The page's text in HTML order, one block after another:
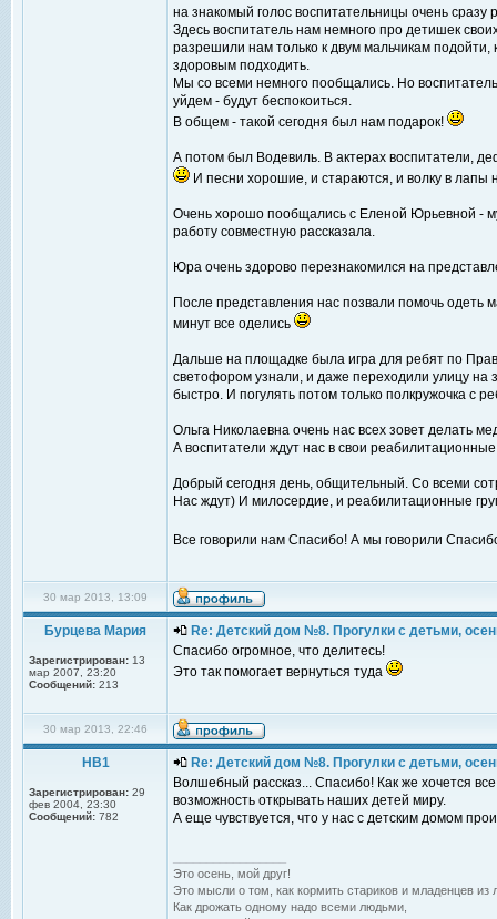
на знакомый голос воспитательницы очень сразу
Здесь воспитатель нам немного про детишек
разрешили нам только к двум мальчикам
здоровым подходить.
Мы со всеми немного пообщались. Но
уйдем - будут беспокоиться.
В общем - такой сегодня был нам подарок!
А потом был Водевиль. В актерах воспитатели,
И песни хорошие, и стараются, и волку в лапы
Очень хорошо пообщались с Еленой Юрьевной -
работу совместную рассказала.
Юра очень здорово перезнакомился на
После представления нас позвали помочь одеть
минут все оделись
Дальше на площадке была игра для ребят по
светофором узнали, и даже переходили улицу
быстро. И погулять потом только полкружочка с
Ольга Николаевна очень нас всех зовет делать
А воспитатели ждут нас в свои
Добрый сегодня день, общительный. Со всеми
Нас ждут) И милосердие, и реабилитационные
Все говорили нам Спасибо! А мы говорили
30 мар 2013, 13:09
Бурцева Мария
Зарегистрирован: 13
мар 2007, 23:20
Сообщений: 213
Re: Детский дом №8. Прогулки с детьми,
Спасибо огромное, что делитесь!
Это так помогает вернуться туда
30 мар 2013, 22:46
НВ1
Зарегистрирован: 29
фев 2004, 23:30
Сообщений: 782
Re: Детский дом №8. Прогулки с детьми,
Волшебный рассказ... Спасибо! Как же хочется
возможность открывать наших детей миру.
А еще чувствуется, что у нас с детским домом
Это осень, мой друг!
Это мысли о том, как кормить стариков и младенцев из
Как дрожать одному надо всеми людьми,